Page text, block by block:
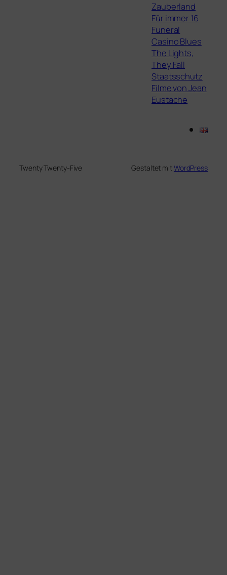
Zauberland
Für immer 16
Funeral
Casino Blues
The Lights,
They Fall
Staatsschutz
Filme von Jean
Eustache
Twenty Twenty-Five Gestaltet mitWordPress